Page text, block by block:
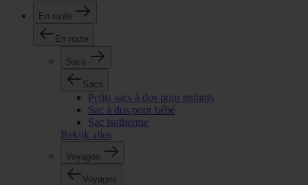
En route
En route
Sacs
Sacs
Petits sacs à dos pour enfants
Sac à dos pour bébé
Sac isotherme
Bekijk alles
Voyages
Voyages